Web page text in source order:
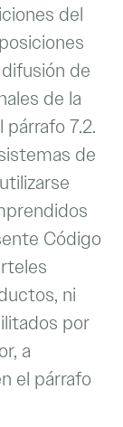
del
de
de la
7.2.
de
Código
ni
por
a
el párrafo